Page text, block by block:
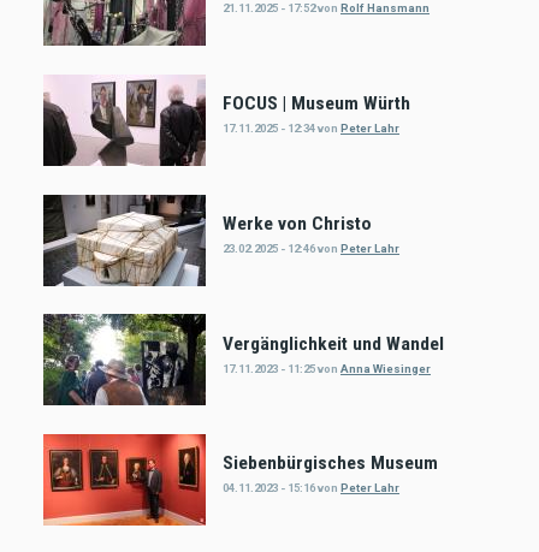
21.11.2025 - 17:52von Rolf Hansmann
FOCUS | Museum Würth
17.11.2025 - 12:34von Peter Lahr
Werke von Christo
23.02.2025 - 12:46von Peter Lahr
Vergänglichkeit und Wandel
17.11.2023 - 11:25von Anna Wiesinger
Siebenbürgisches Museum
04.11.2023 - 15:16von Peter Lahr